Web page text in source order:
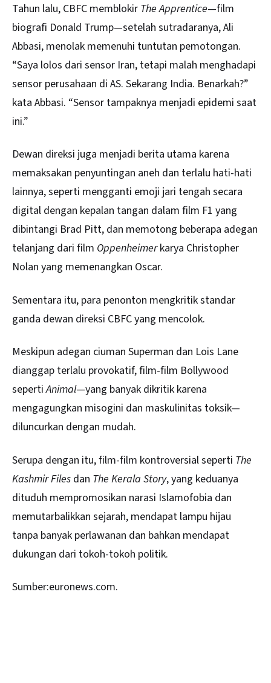
Tahun lalu, CBFC memblokir The Apprentice—film
biografi Donald Trump—setelah sutradaranya, Ali
Abbasi, menolak memenuhi tuntutan pemotongan.
“Saya lolos dari sensor Iran, tetapi malah menghadapi
sensor perusahaan di AS. Sekarang India. Benarkah?”
kata Abbasi. “Sensor tampaknya menjadi epidemi saat
ini.”
Dewan direksi juga menjadi berita utama karena
memaksakan penyuntingan aneh dan terlalu hati-hati
lainnya, seperti mengganti emoji jari tengah secara
digital dengan kepalan tangan dalam film F1 yang
dibintangi Brad Pitt, dan memotong beberapa adegan
telanjang dari film Oppenheimerkarya Christopher
Nolan yang memenangkan Oscar.
Sementara itu, para penonton mengkritik standar
ganda dewan direksi CBFC yang mencolok.
Meskipun adegan ciuman Superman dan Lois Lane
dianggap terlalu provokatif, film-film Bollywood
sepertiAnimal—yang banyak dikritik karena
mengagungkan misogini dan maskulinitas toksik—
diluncurkan dengan mudah.
Serupa dengan itu, film-film kontroversial seperti The
Kashmir Files dan The Kerala Story, yang keduanya
dituduh mempromosikan narasi Islamofobia dan
memutarbalikkan sejarah, mendapat lampu hijau
tanpa banyak perlawanan dan bahkan mendapat
dukungan dari tokoh-tokoh politik.
Sumber:euronews.com.